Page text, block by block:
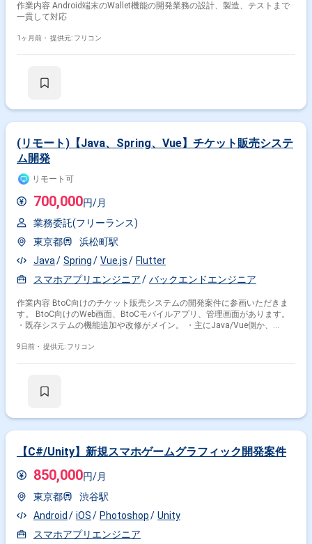
作業内容 Android端末のWallet機能の開発業務の設計、製造、テストまで
一貫して対応
1ヶ月前・ 提供元: フリコン
(リモート)【Java、Spring、Vue】チケット販売システ
ム開発
リモート可
700,000円/月
業務委託(フリーランス)
東京都
浜松町駅
Java
Spring Vue.js
Flutter
スマホアプリエンジニア
バックエンドエンジニア
作業内容 BtoC向けのチケット販売システムの開発案件に参画いただきま
す。 BtoC向けのWeb画面、BtoCモバイルアプリ、管理画面があります。
・既存システムの機能追加や改修がメイン。 ・主にJava/Vue側か、
設計、製造、試験
9日前・ 提供元: フリコン
【C#/Unity】新規スマホゲームグラフィック開発案件
850,000円/月
東京都
渋谷駅
Android
iOS Photoshop
Unity
スマホアプリエンジニア